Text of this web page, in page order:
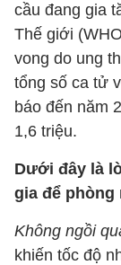
cầu đang gia
Thế giới
vong do ung
tổng số ca tử
báo đến năm
1,6 triệu.
Dưới đây là
gia để phòng
Không ngồi
khiến tốc độ